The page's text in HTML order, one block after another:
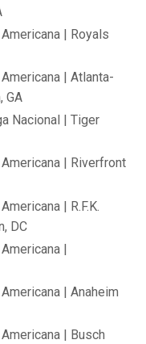
| Royals
| Atlanta-
GA
Nacional | Tiger
| Riverfront
| R.F.K.
DC
|
| Anaheim
| Busch